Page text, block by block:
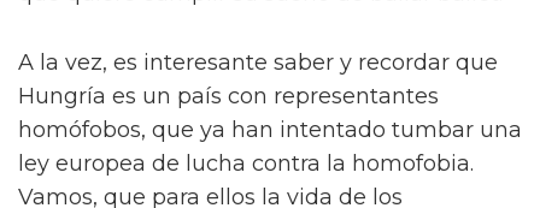
A la vez, es interesante saber y recordar que
Hungría es un país con representantes
homófobos, que ya han intentado tumbar una
ley europea de lucha contra la homofobia.
Vamos, que para ellos la vida de los